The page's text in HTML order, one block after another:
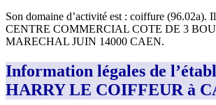
Son domaine d’activité est : coiffure (96.02a).
CENTRE COMMERCIAL COTE DE 3
MARECHAL JUIN 14000 CAEN.
Information légales de
HARRY LE COIFFEUR à